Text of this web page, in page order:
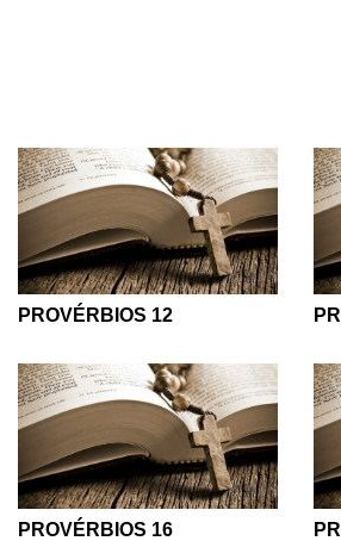
PROVÉRBIOS 12
PROVÉRBIOS 16